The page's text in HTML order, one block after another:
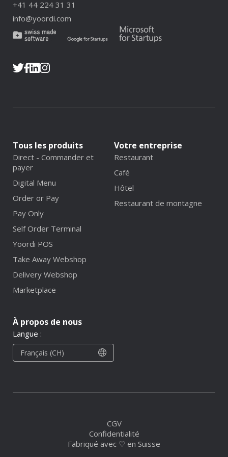
+41 44 224 31 31
info@yoordi.com
Tous les produits
Direct - Commander et
payer
Digital Menu
Order or Pay
Pay Only
Self Order Terminal
Yoordi POS
Take Away Webshop
Delivery Webshop
Marketplace
Votre entreprise
Restaurant
Café
Hôtel
Restaurant de montagne
À propos de nous
Langue :
Français (CH)
CGV
Confidentialité
Fabriqué avec ♡ en Suisse